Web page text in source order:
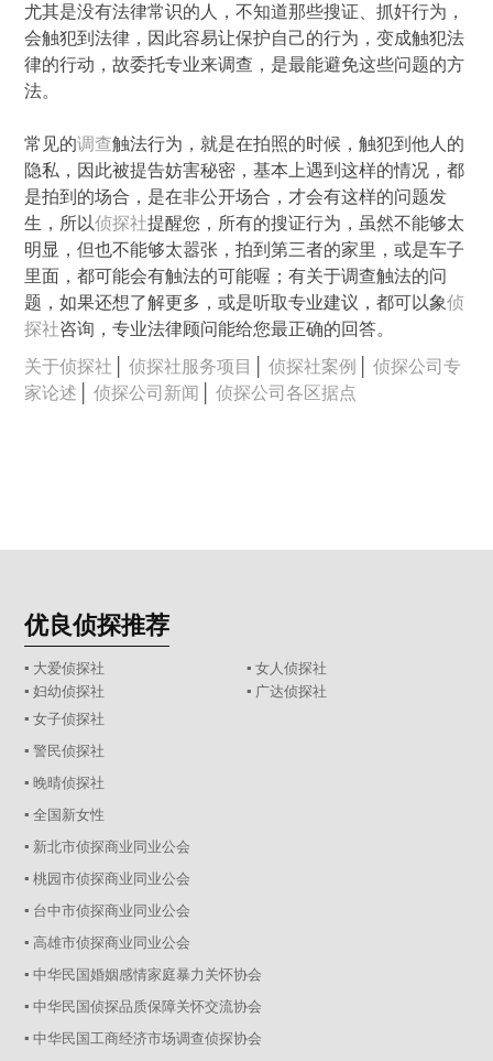
尤其是没有法律常识的人，不知道那些搜证、抓奸行为，
会触犯到法律，因此容易让保护自己的行为，变成触犯法
律的行动，故委托专业来调查，是最能避免这些问题的方
法。
常见的调查触法行为，就是在拍照的时候，触犯到他人的
隐私，因此被提告妨害秘密，基本上遇到这样的情况，都
是拍到的场合，是在非公开场合，才会有这样的问题发
生，所以侦探社提醒您，所有的搜证行为，虽然不能够太
明显，但也不能够太嚣张，拍到第三者的家里，或是车子
里面，都可能会有触法的可能喔；有关于调查触法的问
题，如果还想了解更多，或是听取专业建议，都可以象侦
探社咨询，专业法律顾问能给您最正确的回答。
关于侦探社 │侦探社服务项目 │侦探社案例 │侦探公司专
家论述 │侦探公司新闻 │侦探公司各区据点
优良侦探推荐
▪ 大爱侦探社
▪ 女人侦探社
▪ 妇幼侦探社
▪ 广达侦探社
▪ 女子侦探社
▪ 警民侦探社
▪ 晚晴侦探社
▪ 全国新女性
▪ 新北市侦探商业同业公会
▪ 桃园市侦探商业同业公会
▪ 台中市侦探商业同业公会
▪ 高雄市侦探商业同业公会
▪ 中华民国婚姻感情家庭暴力关怀协会
▪ 中华民国侦探品质保障关怀交流协会
▪ 中华民国工商经济市场调查侦探协会